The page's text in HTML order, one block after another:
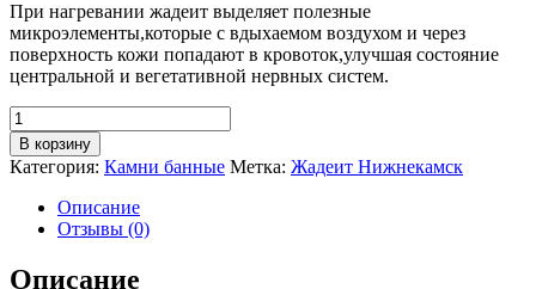
При нагревании жадеит выделяет полезные
микроэлементы,которые с вдыхаемом воздухом и через
поверхность кожи попадают в кровоток,улучшая состояние
центральной и вегетативной нервных систем.
Количество
товара
Жадеит
шлифованный
(мелкий)
10кг
В корзину
Категория: Камни банные Метка: Жадеит Нижнекамск
Описание
Отзывы (0)
Описание